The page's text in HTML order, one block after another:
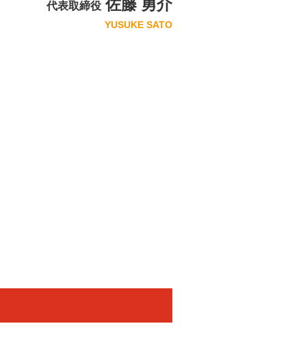
代表取締役 佐藤 勇介
YUSUKE SATO